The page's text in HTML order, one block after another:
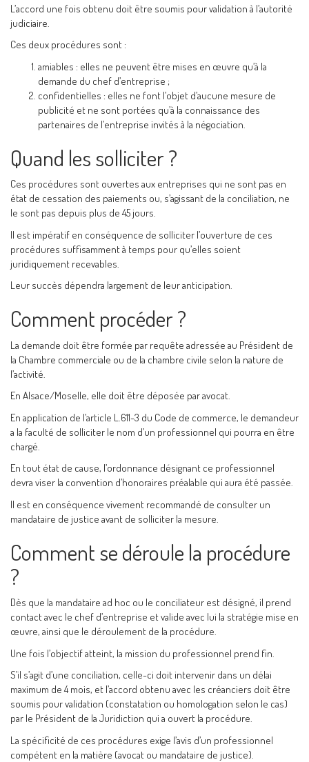
L’accord une fois obtenu doit être soumis pour validation à l’autorité
judiciaire.
Ces deux procédures sont :
amiables : elles ne peuvent être mises en œuvre qu’à la
demande du chef d’entreprise ;
confidentielles : elles ne font l’objet d’aucune mesure de
publicité et ne sont portées qu’à la connaissance des
partenaires de l’entreprise invités à la négociation.
Quand les solliciter ?
Ces procédures sont ouvertes aux entreprises qui ne sont pas en
état de cessation des paiements ou, s’agissant de la conciliation, ne
le sont pas depuis plus de 45 jours.
Il est impératif en conséquence de solliciter l’ouverture de ces
procédures suffisamment à temps pour qu’elles soient
juridiquement recevables.
Leur succès dépendra largement de leur anticipation.
Comment procéder ?
La demande doit être formée par requête adressée au Président de
la Chambre commerciale ou de la chambre civile selon la nature de
l’activité.
En Alsace/Moselle, elle doit être déposée par avocat.
En application de l’article L.611-3 du Code de commerce, le demandeur
a la faculté de solliciter le nom d’un professionnel qui pourra en être
chargé.
En tout état de cause, l’ordonnance désignant ce professionnel
devra viser la convention d’honoraires préalable qui aura été passée.
Il est en conséquence vivement recommandé de consulter un
mandataire de justice avant de solliciter la mesure.
Comment se déroule la procédure
?
Dès que la mandataire ad hoc ou le conciliateur est désigné, il prend
contact avec le chef d’entreprise et valide avec lui la stratégie mise en
œuvre, ainsi que le déroulement de la procédure.
Une fois l’objectif atteint, la mission du professionnel prend fin.
S’il s’agit d’une conciliation, celle-ci doit intervenir dans un délai
maximum de 4 mois, et l’accord obtenu avec les créanciers doit être
soumis pour validation (constatation ou homologation selon le cas)
par le Président de la Juridiction qui a ouvert la procédure.
La spécificité de ces procédures exige l’avis d’un professionnel
compétent en la matière (avocat ou mandataire de justice).